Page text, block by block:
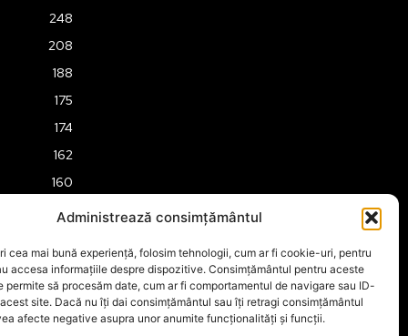
Administrează consimțământul
cea mai bună experiență, folosim tehnologii, cum ar fi cookie-uri, pentru
accesa informațiile despre dispozitive. Consimțământul pentru aceste
permite să procesăm date, cum ar fi comportamentul de navigare sau ID-
site. Dacă nu îți dai consimțământul sau îți retragi consimțământul
afecte negative asupra unor anumite funcționalități și funcții.
248
208
188
175
174
162
160
158
151
149